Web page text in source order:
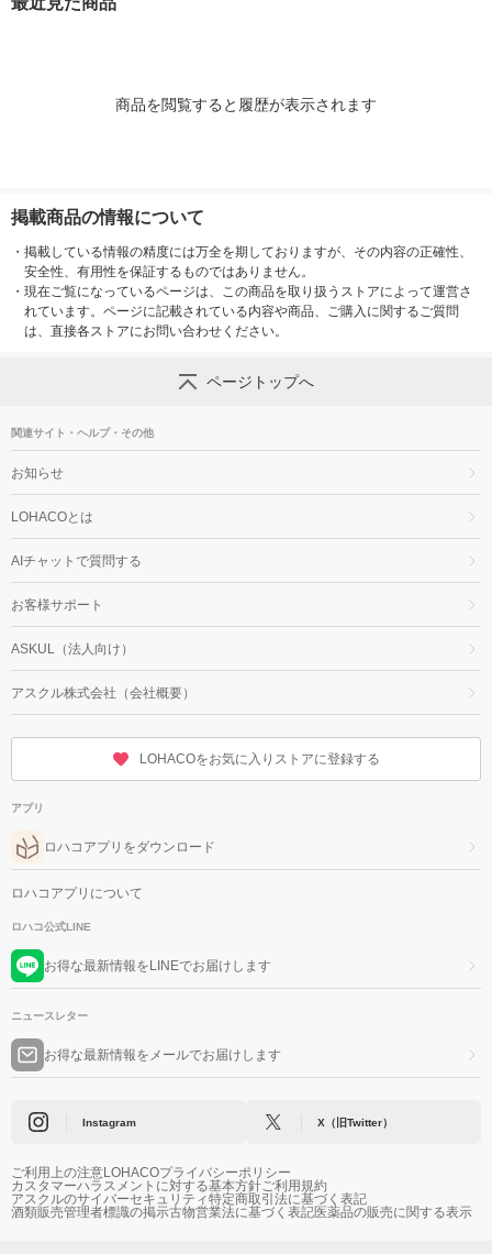
商品を閲覧すると履歴が表示されます
掲載商品の情報について
・ 掲載している情報の精度には万全を期しておりますが、その内容の正確性、
安全性、有用性を保証するものではありません。
・ 現在ご覧になっているページは、この商品を取り扱うストアによって運営さ
れています。ページに記載されている内容や商品、ご購入に関するご質問
は、直接各ストアにお問い合わせください。
ページトップへ
関連サイト・ヘルプ・その他
お知らせ
LOHACOとは
AIチャットで質問する
お客様サポート
ASKUL（法人向け）
アスクル株式会社（会社概要）
LOHACOをお気に入りストアに登録する
アプリ
ロハコアプリをダウンロード
ロハコアプリについて
ロハコ公式LINE
お得な最新情報をLINEでお届けします
ニュースレター
お得な最新情報をメールでお届けします
Instagram X（旧Twitter）
ご利用上の注意LOHACOプライバシーポリシー
カスタマーハラスメントに対する基本方針ご利用規約
アスクルのサイバーセキュリティ特定商取引法に基づく表記
酒類販売管理者標識の掲示古物営業法に基づく表記医薬品の販売に関する表示